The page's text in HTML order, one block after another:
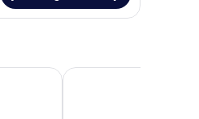
Mola Inn Uşak